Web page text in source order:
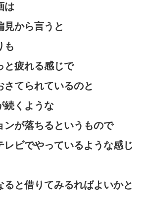
は
見から言うと
も
と疲れる感じで
さてられているのと
続くような
ンが落ちるというもので
レビでやっているような感じ
ると借りてみるればよいかと